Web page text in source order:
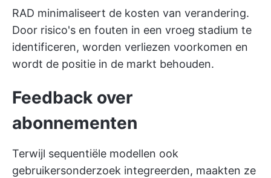
RAD minimaliseert de kosten van verandering.
Door risico's en fouten in een vroeg stadium te
identificeren, worden verliezen voorkomen en
wordt de positie in de markt behouden.
Feedback over
abonnementen
Terwijl sequentiële modellen ook
gebruikersonderzoek integreerden, maakten ze